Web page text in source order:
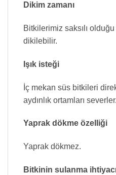
Dikim zamanı
Bitkilerimiz saksılı
dikilebilir.
Işık isteği
İç mekan süs bitkileri
aydınlık ortamları severler.
Yaprak dökme özelliği
Yaprak dökmez.
Bitkinin sulanma